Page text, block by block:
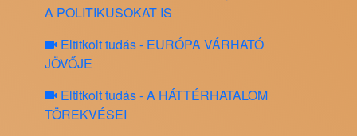
A POLITIKUSOKAT IS
Eltitkolt tudás - EURÓPA VÁRHATÓ
JÖVŐJE
Eltitkolt tudás - A HÁTTÉRHATALOM
TÖREKVÉSEI